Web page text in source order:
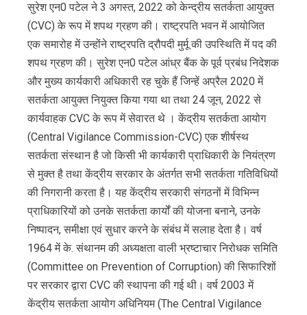
सुरेश एन0 पटेल ने 3 अगस्त, 2022 को केन्‍द्रीय सतर्कता आयुक्‍त
(CVC) के रूप में शपथ ग्रहण की। राष्‍ट्रपति भवन में आयोजित
एक समारोह में उन्‍होंने राष्‍ट्रपति द्रौपदी मुर्मू की उपस्थिति में पद की
शपथ ग्रहण की। सुरेश एन0 पटेल आंध्र बैंक के पूर्व प्रबंध निदेशक
और मुख्य कार्यकारी अधिकारी रह चुके हैं जिन्हें अप्रैल 2020 में
सतर्कता आयुक्त नियुक्त किया गया था तथा 24 जून, 2022 से
कार्यवाहक CVC के रूप में सेवारत थे । केंद्रीय सतर्कता आयोग
(Central Vigilance Commission-CVC) एक शीर्षस्‍थ
सतर्कता संस्‍थान है जो किसी भी कार्यकारी प्राधिकारी के नियंत्रण
से मुक्‍त है तथा केंद्रीय सरकार के अंतर्गत सभी सतर्कता गतिविधियों
की निगरानी करता है। यह केंद्रीय सरकारी संगठनों में विभिन्न
प्राधिकारियों को उनके सतर्कता कार्यों की योजना बनाने, उनके
निष्‍पादन, समीक्षा एवं सुधार करने के संबंध में सलाह देता है। वर्ष
1964 में के. संथानम की अध्यक्षता वाली भ्रष्टाचार निरोधक समिति
(Committee on Prevention of Corruption) की सिफारिशों
पर सरकार द्वारा CVC की स्थापना की गई थी। वर्ष 2003 में
केंद्रीय सतर्कता आयोग अधिनियम (The Central Vigilance